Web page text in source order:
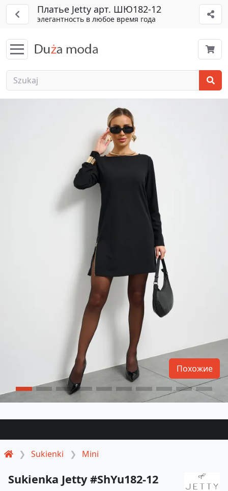
Платье Jetty арт. ШЮ182-12
элегантность в любое время года
Sukienki Mini
Похожие
Sukienka Jetty #ShYu182-12